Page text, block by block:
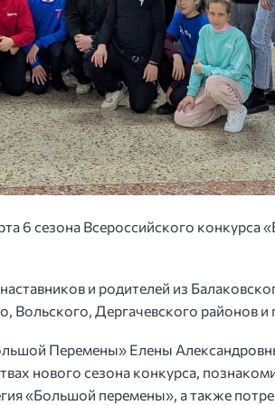
6 сезона Всероссийского конкурса
и родителей из
Вольского, Дергачевского районов и
Перемены» Елены
нового сезона конкурса,
«Большой перемены», а также